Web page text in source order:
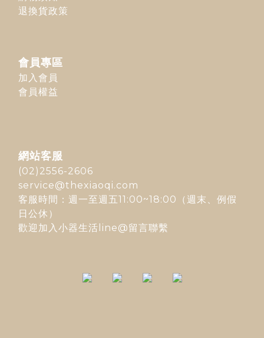
退換貨政策
會員專區
加入會員
會員權益
網站客服
(02)2556-2606
service@thexiaoqi.com
客服時間：週一至週五11:00~18:00（週末、例假
日公休）
歡迎加入 小器生活line@留言聯繫